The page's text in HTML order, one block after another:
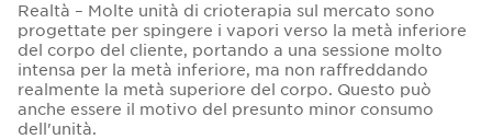
Realtà – Molte unità di crioterapia sul mercato sono
progettate per spingere i vapori verso la metà inferiore
del corpo del cliente, portando a una sessione molto
intensa per la metà inferiore, ma non raffreddando
realmente la metà superiore del corpo. Questo può
anche essere il motivo del presunto minor consumo
dell'unità.